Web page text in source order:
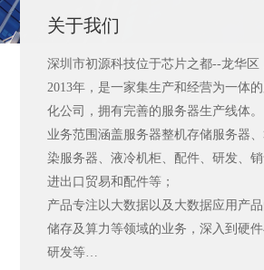
关于我们
深圳市初源科技位于芯片之都--龙华区
2013年，是一家集生产和经营为一体
化公司，拥有完善的服务器生产线体。
业务范围涵盖服务器整机存储服务器
染服务器、液冷机柜、配件、研发、销
进出口贸易和配件等；
产品专注以大数据以及大数据应用产品
储存及算力等领域的业务，深入到硬件
研发等…